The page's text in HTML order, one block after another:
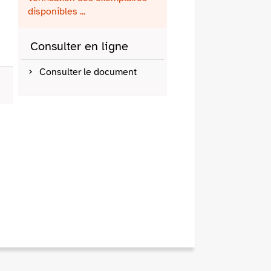
disponibles ...
Consulter en ligne
Consulter le document